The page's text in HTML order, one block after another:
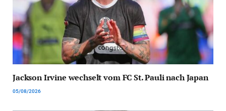
Jackson Irvine wechselt vom FC St. Pauli nach Japan
05/08/2026